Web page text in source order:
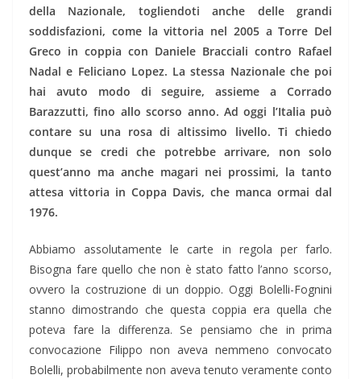
della Nazionale, togliendoti anche delle grandi
soddisfazioni, come la vittoria nel 2005 a Torre Del
Greco in coppia con Daniele Bracciali contro Rafael
Nadal e Feliciano Lopez. La stessa Nazionale che poi
hai avuto modo di seguire, assieme a Corrado
Barazzutti, fino allo scorso anno. Ad oggi l’Italia può
contare su una rosa di altissimo livello. Ti chiedo
dunque se credi che potrebbe arrivare, non solo
quest’anno ma anche magari nei prossimi, la tanto
attesa vittoria in Coppa Davis, che manca ormai dal
1976.
Abbiamo assolutamente le carte in regola per farlo.
Bisogna fare quello che non è stato fatto l’anno scorso,
ovvero la costruzione di un doppio. Oggi Bolelli-Fognini
stanno dimostrando che questa coppia era quella che
poteva fare la differenza. Se pensiamo che in prima
convocazione Filippo non aveva nemmeno convocato
Bolelli, probabilmente non aveva tenuto veramente conto